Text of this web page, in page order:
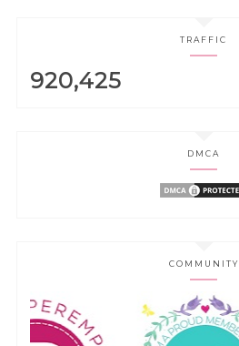
TRAFFIC
920,425
DMCA
COMMUNITY